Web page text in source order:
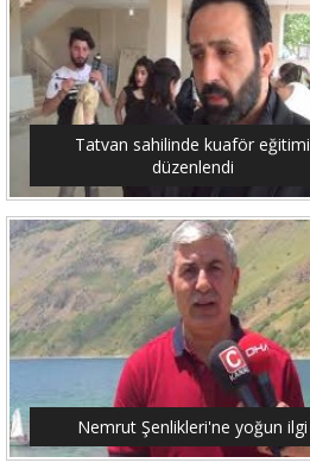
Tatvan sahilinde kuaför eğitimi
düzenlendi
Nemrut Şenlikleri'ne yoğun ilgi